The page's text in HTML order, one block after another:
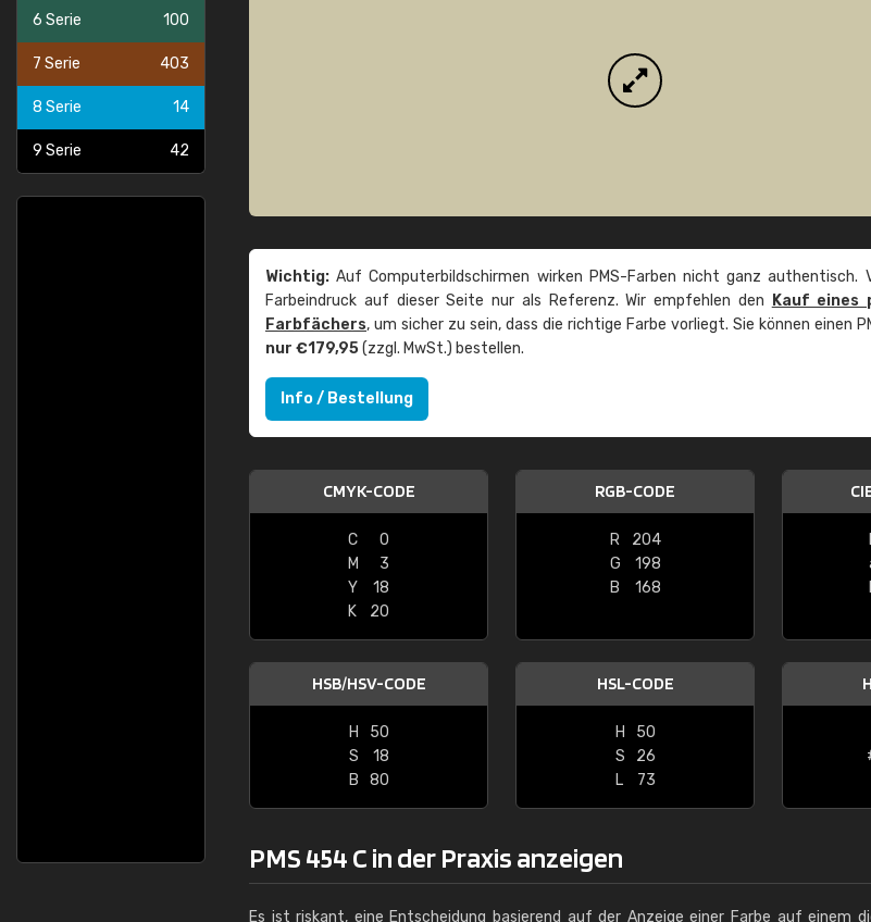
6 Serie 100
7 Serie 403
8 Serie 14
9 Serie 42
Wichtig: Auf Computerbildschirmen wirken PMS-Farben nicht ganz authentisch.
Farbeindruck auf dieser Seite nur als Referenz. Wir empfehlen den
Kauf eines
Farbfächers, um sicher zu sein, dass die richtige Farbe vorliegt. Sie können einen
nur €179,95(zzgl. MwSt.) bestellen.
Info / Bestellung
CMYK-CODE
C
0
M
3
Y
18
K
20
RGB-CODE
R
204
G
198
B
168
HSB/HSV-CODE
H
50
S
18
B
80
HSL-CODE
H
50
S
26
L
73
PMS 454 C in der Praxis anzeigen
Es ist riskant, eine Entscheidung basierend auf der Anzeige einer Farbe auf einem
"Alles so, wie man
schnelle Lieferung."